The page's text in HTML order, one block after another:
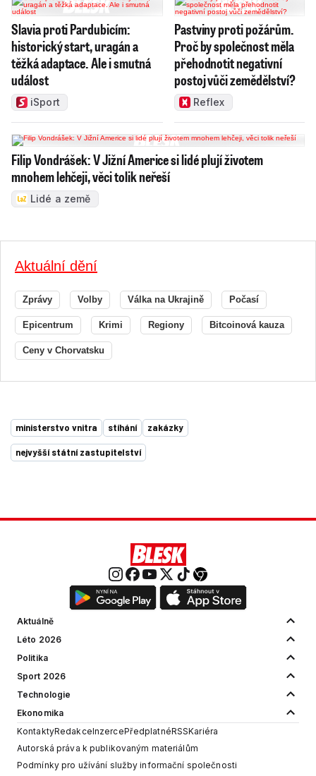
Slavia proti Pardubicím:
historický start, uragán a
těžká adaptace. Ale i smutná
událost
iSport
Pastviny proti požárům.
Proč by společnost měla
přehodnotit negativní
postoj vůči zemědělství?
Reflex
Filip Vondrášek: V Jižní Americe si lidé plují životem
mnohem lehčeji, věci tolik neřeší
Lidé a země
Aktuální dění
Zprávy Volby Válka na Ukrajině Počasí
Epicentrum Krimi Regiony Bitcoinová kauza
Ceny v Chorvatsku
ministerstvo vnitra stíhání zakázky
nejvyšší státní zastupitelství
Aktuálně
Léto 2026
Politika
Sport 2026
Technologie
Ekonomika
KontaktyRedakceInzercePředplatnéRSSKariéra
Autorská práva k publikovaným materiálům
Podmínky pro užívání služby informační společnosti